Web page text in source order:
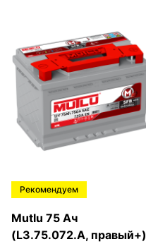
Рекомендуем
Mutlu 75 Ач
(L3.75.072.A, правый+)